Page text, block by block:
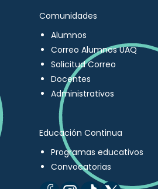
Comunidades
Alumnos
Correo Alumnos UAQ
Solicitud Correo
Docentes
Administrativos
Educación Continua
Programas educativos
Convocatorias